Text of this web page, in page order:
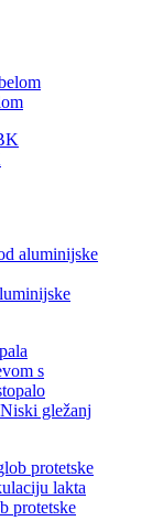
gležanj
protetske